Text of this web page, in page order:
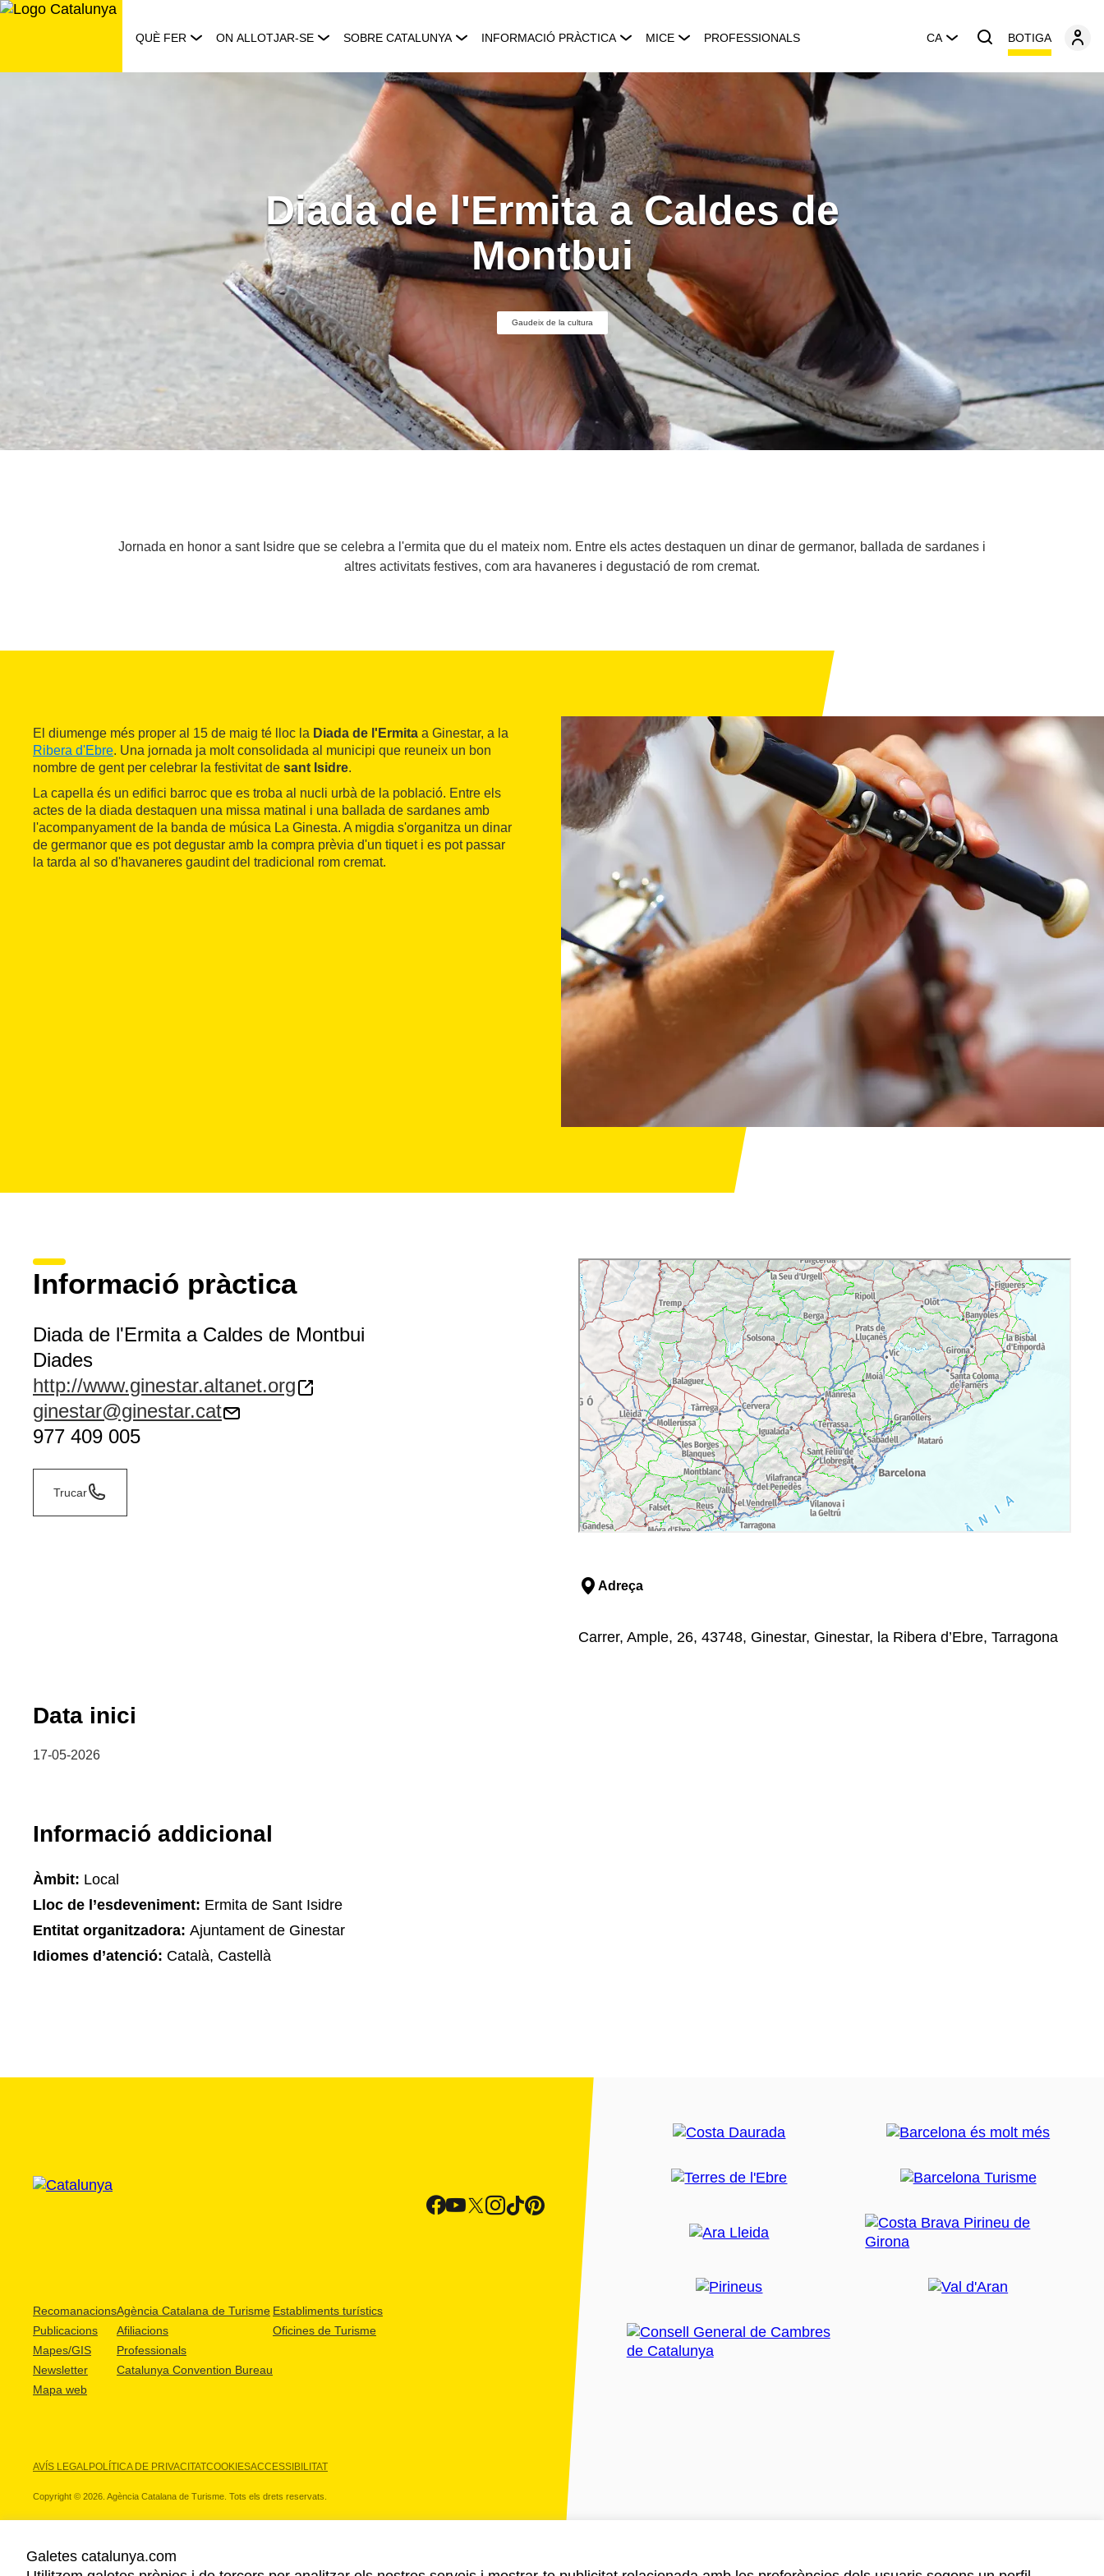
Saltar
QUÈ FER ON ALLOTJAR-SE SOBRE CATALUNYA INFORMACIÓ PRÀCTICA MICE PROFESSIONALS CA BOTIGA
Diada de l'Ermita a Caldes de
Montbui
Gaudeix de la cultura
Jornada en honor a sant Isidre que se celebra a l'ermita que du el mateix nom. Entre els actes destaquen un dinar de germanor, ballada de sardanes i
altres activitats festives, com ara havaneres i degustació de rom cremat.
El diumenge més proper al 15 de maig té lloc la Diada de l'Ermita a Ginestar, a la
Ribera d'Ebre. Una jornada ja molt consolidada al municipi que reuneix un bon
nombre de gent per celebrar la festivitat de sant Isidre.
La capella és un edifici barroc que es troba al nucli urbà de la població. Entre els
actes de la diada destaquen una missa matinal i una ballada de sardanes amb
l'acompanyament de la banda de música La Ginesta. A migdia s'organitza un dinar
de germanor que es pot degustar amb la compra prèvia d'un tiquet i es pot passar
la tarda al so d'havaneres gaudint del tradicional rom cremat.
Informació pràctica
Diada de l'Ermita a Caldes de Montbui
Diades
http://www.ginestar.altanet.org
ginestar@ginestar.cat
977 409 005
Trucar
Adreça
Carrer, Ample, 26, 43748, Ginestar, Ginestar, la Ribera d’Ebre, Tarragona
Data inici
17-05-2026
Informació addicional
Àmbit: Local
Lloc de l’esdeveniment: Ermita de Sant Isidre
Entitat organitzadora: Ajuntament de Ginestar
Idiomes d’atenció: Català, Castellà
Recomanacions
Publicacions
Mapes/GIS
Newsletter
Mapa web
Agència Catalana de Turisme
Afiliacions
Professionals
Catalunya Convention Bureau
Establiments turístics
Oficines de Turisme
AVÍS LEGALPOLÍTICA DE PRIVACITATCOOKIESACCESSIBILITAT
Copyright © 2026. Agència Catalana de Turisme. Tots els drets reservats.
Galetes catalunya.com